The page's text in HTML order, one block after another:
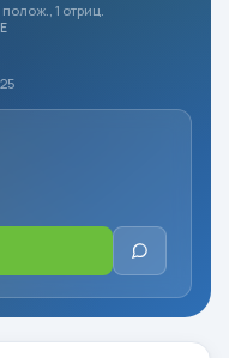
полож., 1 отриц.